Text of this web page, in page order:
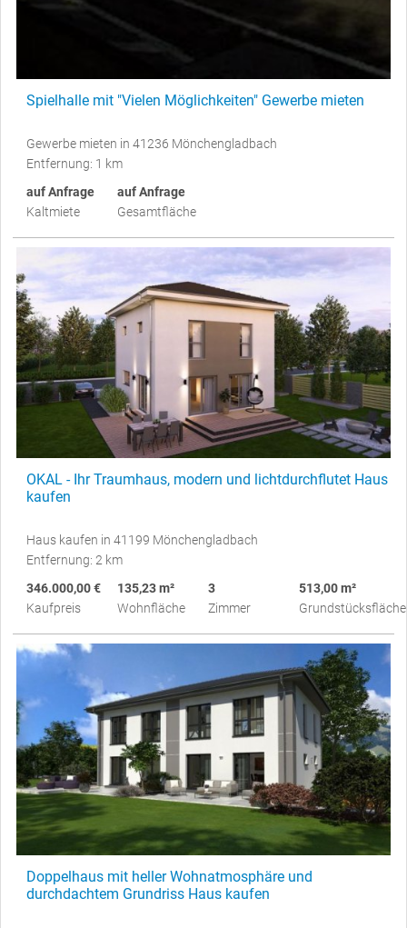
Spielhalle mit "Vielen Möglichkeiten" Gewerbe mieten
Gewerbe mieten in 41236 Mönchengladbach
Entfernung: 1 km
auf Anfrage
Kaltmiete
auf Anfrage
Gesamtfläche
OKAL - Ihr Traumhaus, modern und lichtdurchflutet Haus
kaufen
Haus kaufen in 41199 Mönchengladbach
Entfernung: 2 km
346.000,00 €
Kaufpreis
135,23 m²
Wohnfläche
3
Zimmer
513,00 m²
Grundstücksfläche
Doppelhaus mit heller Wohnatmosphäre und
durchdachtem Grundriss Haus kaufen